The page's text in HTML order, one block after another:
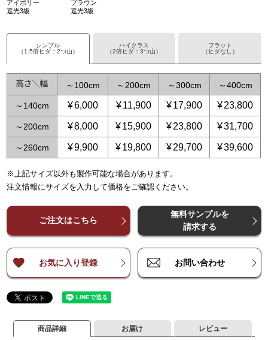
アイボリー
遮光3級
ブラウン
遮光3級
シンプル
（1.5倍ヒダ：2つ山）
～ 100 ～ 200 ～300 ～400
～ 140 ¥6,000 ¥11,900 ¥17,900 ¥23,800
～ 200 ¥8,000 ¥15,900 ¥23,800 ¥31,700
～ 260 ¥9,900 ¥19,800 ¥29,700 ¥39,600
ハイクラス
（2倍ヒダ：3つ山）
～65 ～ 150 ～225
¥8,000 15,900 23,800 ¥ 31,700 ¥
フラット
（ヒダなし）
～125 ～250 ～
¥8,000 15,900 ¥23,800 ¥ 31,700
※上記サイズ以外も製作可能な場合があります。
注文情報にサイズを入力して価格をご確認ください。
ご注文はこちら
無料サンプルを
請求する
お気に入り登録 お問い合わせ
商品詳細 お届け レビュー